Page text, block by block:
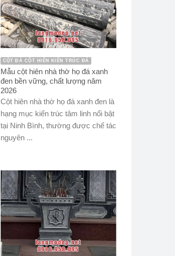
CỘT ĐÁ CỘT HIÊN KIẾN TRÚC ĐÁ
Mẫu cột hiên nhà thờ họ đá xanh
đen bền vững, chất lượng năm
2026
Cột hiên nhà thờ họ đá xanh đen là
hạng mục kiến trúc tâm linh nổi bật
tại Ninh Bình, thường được chế tác
nguyên ...